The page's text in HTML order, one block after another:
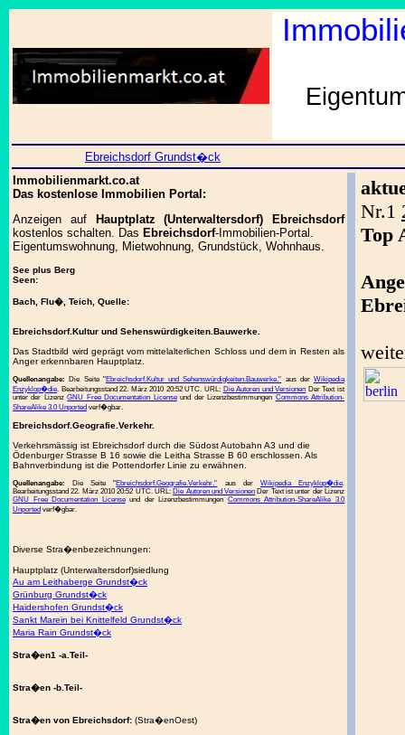
Ebreichsdorf Grundst�ck
Immobilienmarkt.co.at
Das kostenlose Immobilien Portal:
Anzeigen auf
Hauptplatz (Unterwaltersdorf) Ebreichsdorf
kostenlos schalten. Das Ebreichsdorf-Immobilien-Portal.
Eigentumswohnung, Mietwohnung, Grundstück, Wohnhaus.
See plus Berg
Seen:
Bach, Flu�, Teich, Quelle:
Ebreichsdorf.Kultur und Sehenswürdigkeiten.Bauwerke.
Das Stadtbild wird geprägt vom mittelalterlichen Schloss und dem in Resten als
Anger erkennbaren Hauptplatz.
Quellenangabe: Die Seite "Ebreichsdorf.Kultur und Sehenswürdigkeiten.Bauwerke." aus der Wikipedia
Enzyklop�die. Bearbeitungsstand 22. März 2010 20:52 UTC. URL: Die Autoren und Versionen Der Text ist
unter der LizenzGNU Free Documentation Licenseund der Lizenzbestimmungen Commons Attribution-
ShareAlike 3.0 Unported verf�gbar.
Ebreichsdorf.Geografie.Verkehr.
Verkehrsmässig ist Ebreichsdorf durch die Südost Autobahn A3 und die
Ödenburger Strasse B 16 sowie die Leitha Strasse B 60 erschlossen. Als
Bahnverbindung ist die Pottendorfer Linie zu erwähnen.
Quellenangabe: Die Seite "Ebreichsdorf.Geografie.Verkehr." aus der Wikipedia Enzyklop�die.
Bearbeitungsstand 22. März 2010 20:52 UTC. URL: Die Autoren und Versionen Der Text ist unter der Lizenz
GNU Free Documentation Licenseund der Lizenzbestimmungen Commons Attribution-ShareAlike 3.0
Unported verf�gbar.
Diverse Stra�enbezeichnungen:
Hauptplatz (Unterwaltersdorf)siedlung
Au am Leithaberge Grundst�ck
Grünburg Grundst�ck
Haidershofen Grundst�ck
Sankt Marein bei Knittelfeld Grundst�ck
Maria Rain Grundst�ck
Stra�en1 -a.Teil-
Stra�en -b.Teil-
Stra�en von Ebreichsdorf: (Stra�enOest)
Nr.1
Top